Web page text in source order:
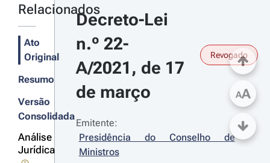
Relacionados
Ato
Original
Resumo
Versão
Consolidada
Análise
Jurídica
Decreto-Lei
n.º 22-
A/2021, de 17
de março
Revogado
Emitente:
Presidência do Conselho de
Ministros
AA